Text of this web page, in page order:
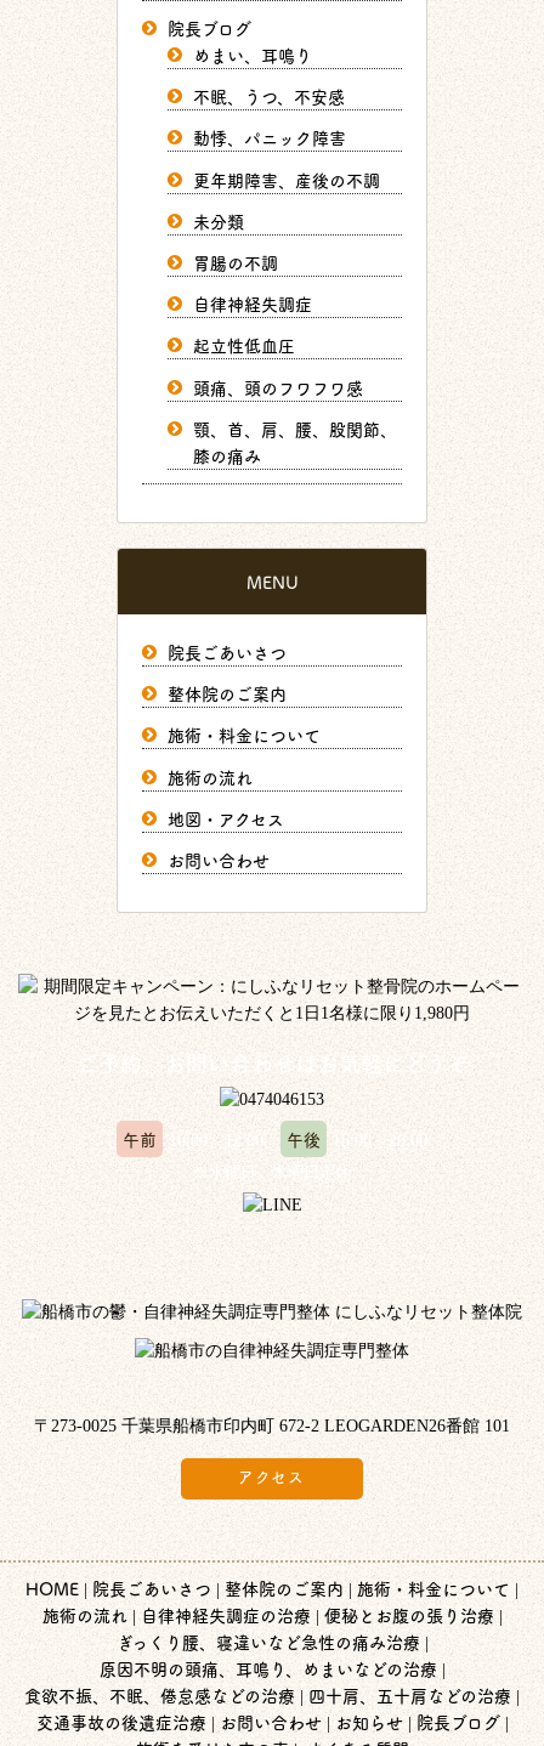
院長ブログ
めまい、耳鳴り
不眠、うつ、不安感
動悸、パニック障害
更年期障害、産後の不調
未分類
胃腸の不調
自律神経失調症
起立性低血圧
頭痛、頭のフワフワ感
顎、首、肩、腰、股関節、
膝の痛み
MENU
院長ごあいさつ
整体院のご案内
施術・料金について
施術の流れ
地図・アクセス
お問い合わせ
ご予約、お問い合わせはお気軽にどうぞ
午前 10:00～12:00 午後
15:00～20:00
※水曜日、木曜日定休
〒273-0025 千葉県船橋市印内町 672-2 LEOGARDEN26番館 101
アクセス
HOME 院長ごあいさつ 整体院のご案内
施術・料金について
施術の流れ
自律神経失調症の治療 便秘とお腹の張り治療
ぎっくり腰、寝違いなど急性の痛み治療
原因不明の頭痛、耳鳴り、めまいなどの治療
食欲不振、不眠、倦怠感などの治療
四十肩、五十肩などの治療
交通事故の後遺症治療
お問い合わせ お知らせ 院長ブログ